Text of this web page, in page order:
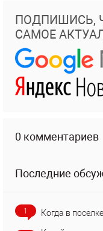
ПОДПИШИСЬ,
САМОЕ
0 комментариев
Последние
1 Когда в